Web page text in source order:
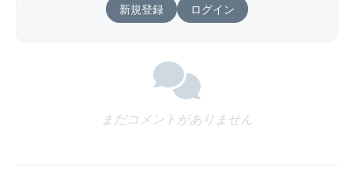
新規登録 ログイン
まだコメントがありません